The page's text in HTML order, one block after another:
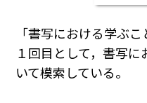
「書写における学ぶ
１回目として，書写
いて模索している。